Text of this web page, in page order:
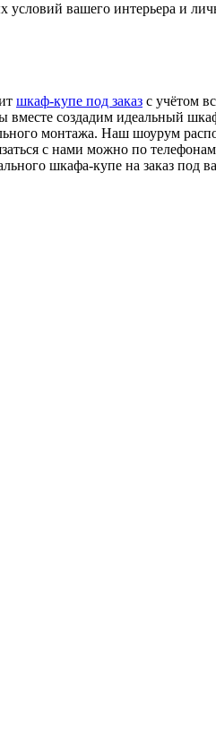
вашего интерьера и
шкаф-купе под заказ с учётом
создадим идеальный
монтажа. Наш шоурум
с нами можно по
шкафа-купе на заказ под